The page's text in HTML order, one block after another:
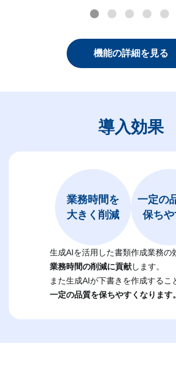
機能の詳細を見る
導入効果
業務時間を
大きく削減
一定の
保ち
生成AIを活用した書類作成業務の
業務時間の削減に貢献します。
また生成AIが下書きを作成するこ
一定の品質を保ちやすくなります。